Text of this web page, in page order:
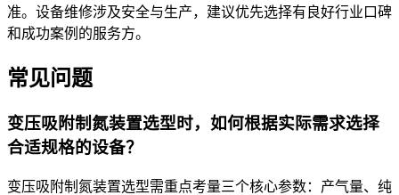
准。设备维修涉及安全与生产，建议优先选择有良好行业口碑
和成功案例的服务方。
常见问题
变压吸附制氮装置选型时，如何根据实际需求选择
合适规格的设备？
变压吸附制氮装置选型需重点考量三个核心参数：产气量、纯